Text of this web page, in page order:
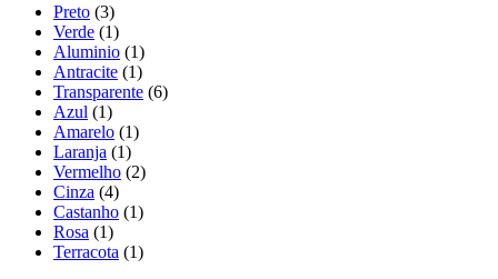
Preto (3)
Verde (1)
Aluminio (1)
Antracite (1)
Transparente (6)
Azul (1)
Amarelo (1)
Laranja (1)
Vermelho (2)
Cinza (4)
Castanho (1)
Rosa (1)
Terracota (1)